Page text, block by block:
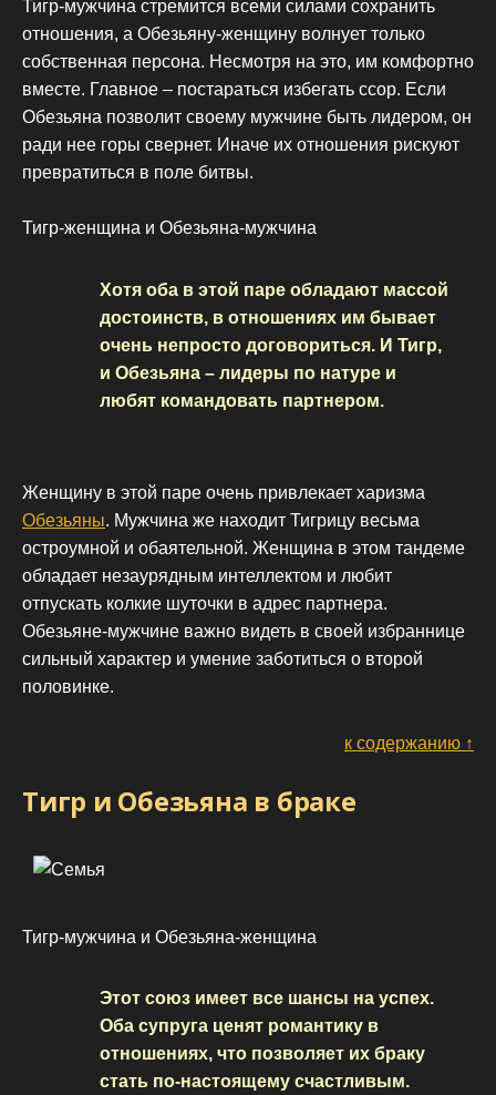
Тигр-мужчина стремится всеми силами сохранить
отношения, а Обезьяну-женщину волнует только
собственная персона. Несмотря на это, им комфортно
вместе. Главное – постараться избегать ссор. Если
Обезьяна позволит своему мужчине быть лидером, он
ради нее горы свернет. Иначе их отношения рискуют
превратиться в поле битвы.
Тигр-женщина и Обезьяна-мужчина
Хотя оба в этой паре обладают массой
достоинств, в отношениях им бывает
очень непросто договориться. И Тигр,
и Обезьяна – лидеры по натуре и
любят командовать партнером.
Женщину в этой паре очень привлекает харизма
Обезьяны. Мужчина же находит Тигрицу весьма
остроумной и обаятельной. Женщина в этом тандеме
обладает незаурядным интеллектом и любит
отпускать колкие шуточки в адрес партнера.
Обезьяне-мужчине важно видеть в своей избраннице
сильный характер и умение заботиться о второй
половинке.
к содержанию ↑
Тигр и Обезьяна в браке
Тигр-мужчина и Обезьяна-женщина
Этот союз имеет все шансы на успех.
Оба супруга ценят романтику в
отношениях, что позволяет их браку
стать по-настоящему счастливым.